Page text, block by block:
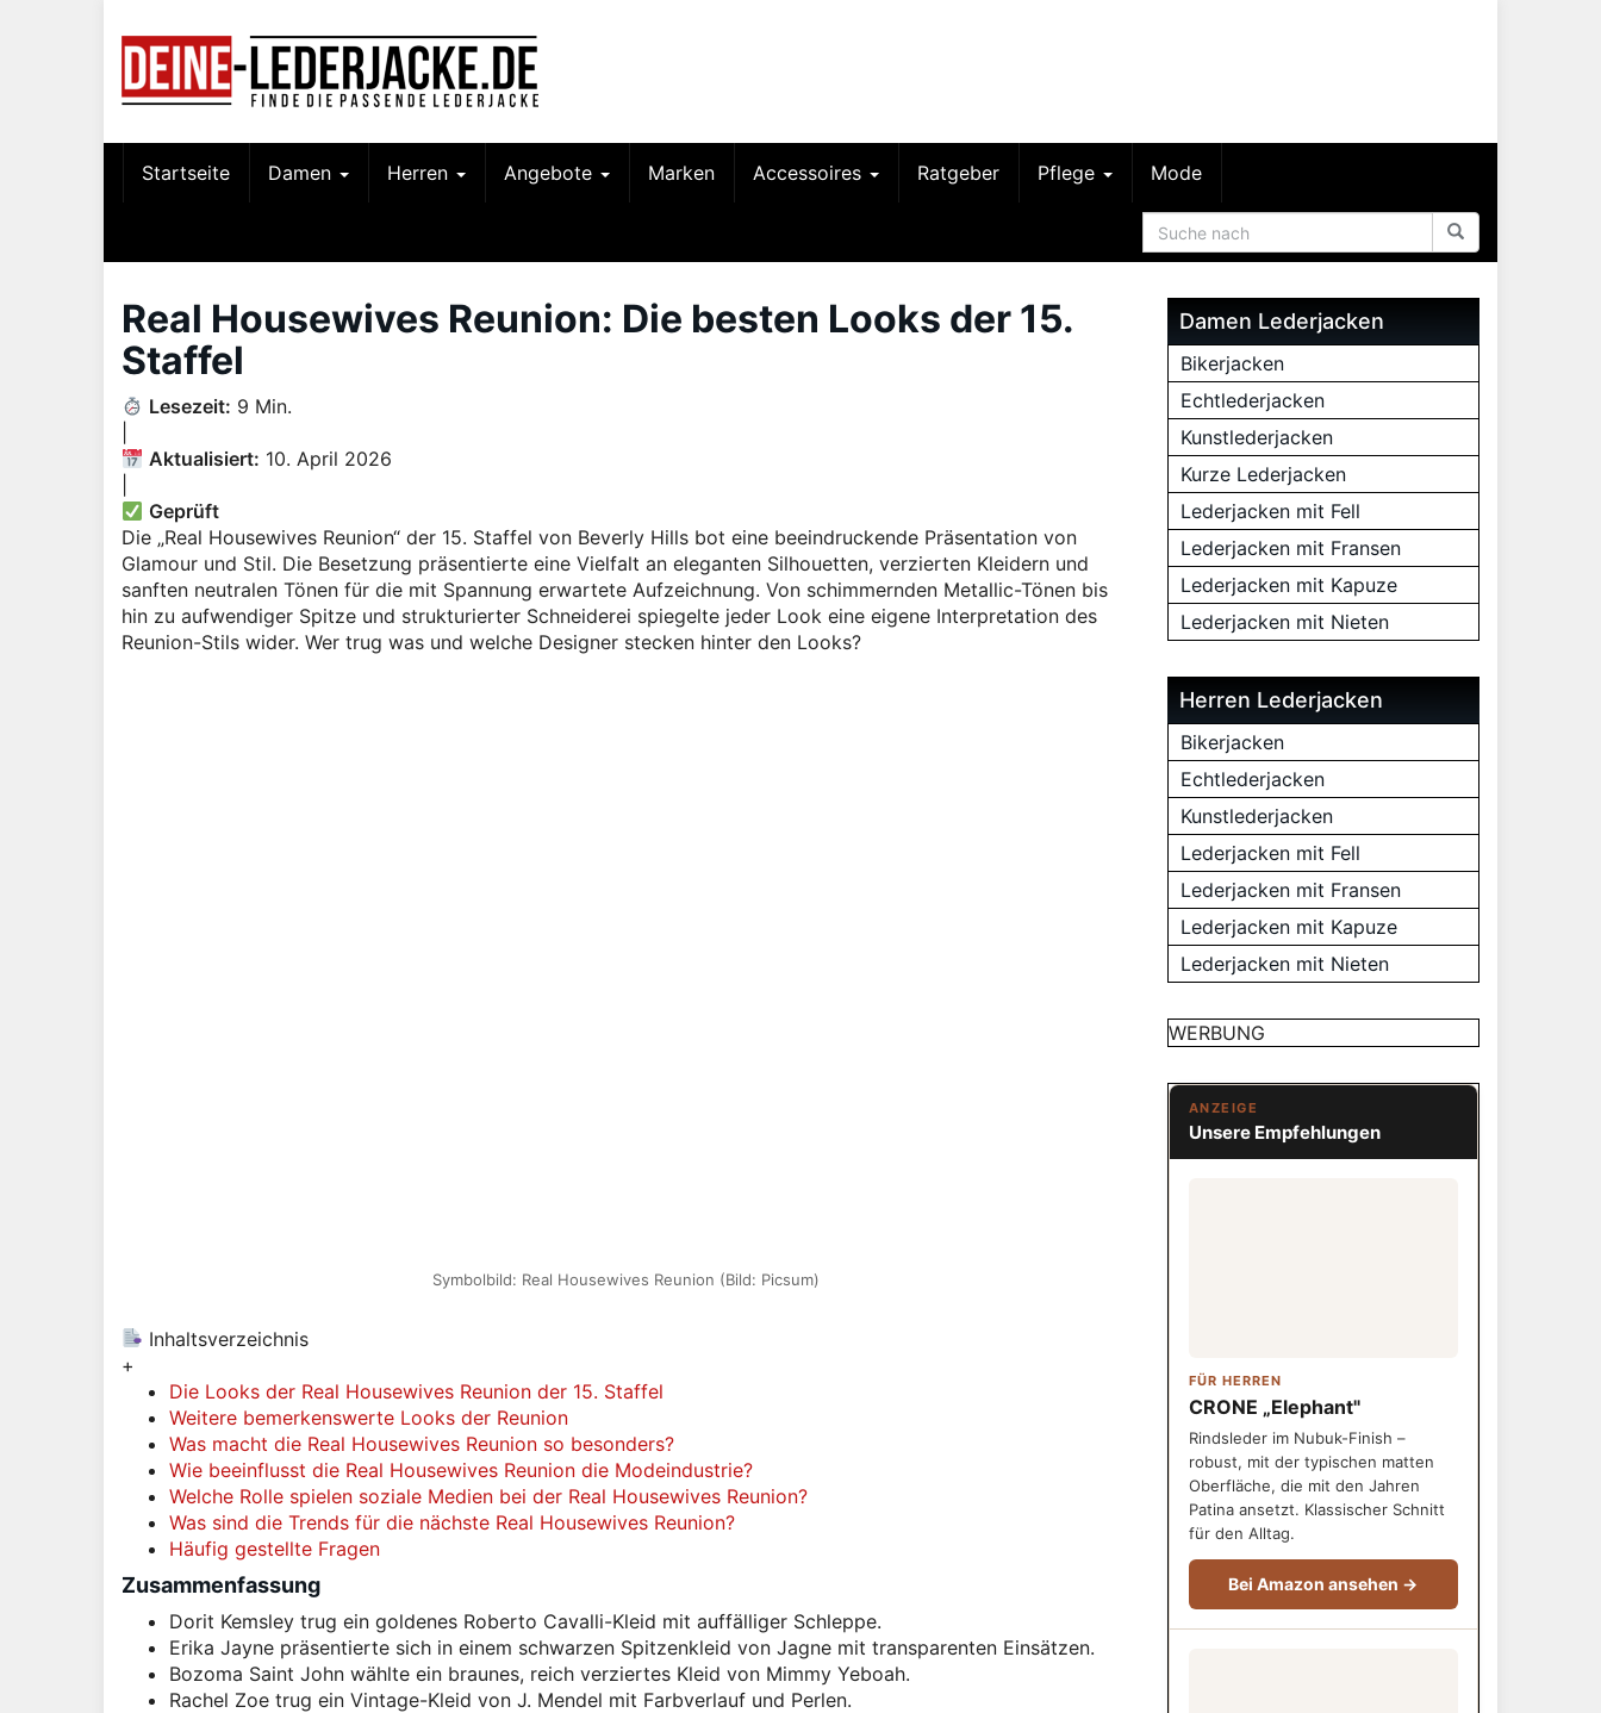
Startseite Damen Herren Angebote Marken Accessoires Ratgeber Pflege Mode
Real Housewives Reunion: Die besten Looks der 15.
Staffel
Lesezeit: 9 Min.
Aktualisiert: 10. April 2026
Geprüft
Die „Real Housewives Reunion“ der 15. Staffel von Beverly Hills bot eine beeindruckende Präsentation von
Glamour und Stil. Die Besetzung präsentierte eine Vielfalt an eleganten Silhouetten, verzierten Kleidern und
sanften neutralen Tönen für die mit Spannung erwartete Aufzeichnung. Von schimmernden Metallic-Tönen bis
hin zu aufwendiger Spitze und strukturierter Schneiderei spiegelte jeder Look eine eigene Interpretation des
Reunion-Stils wider. Wer trug was und welche Designer stecken hinter den Looks?
Symbolbild: Real Housewives Reunion (Bild: Picsum)
Inhaltsverzeichnis
+
Die Looks der Real Housewives Reunion der 15. Staffel
Weitere bemerkenswerte Looks der Reunion
Was macht die Real Housewives Reunion so besonders?
Wie beeinflusst die Real Housewives Reunion die Modeindustrie?
Welche Rolle spielen soziale Medien bei der Real Housewives Reunion?
Was sind die Trends für die nächste Real Housewives Reunion?
Häufig gestellte Fragen
Zusammenfassung
Dorit Kemsley trug ein goldenes Roberto Cavalli-Kleid mit auffälliger Schleppe.
Erika Jayne präsentierte sich in einem schwarzen Spitzenkleid von Jagne mit transparenten Einsätzen.
Bozoma Saint John wählte ein braunes, reich verziertes Kleid von Mimmy Yeboah.
Rachel Zoe trug ein Vintage-Kleid von J. Mendel mit Farbverlauf und Perlen.
Damen Lederjacken
Bikerjacken
Echtlederjacken
Kunstlederjacken
Kurze Lederjacken
Lederjacken mit Fell
Lederjacken mit Fransen
Lederjacken mit Kapuze
Lederjacken mit Nieten
Herren Lederjacken
Bikerjacken
Echtlederjacken
Kunstlederjacken
Lederjacken mit Fell
Lederjacken mit Fransen
Lederjacken mit Kapuze
Lederjacken mit Nieten
WERBUNG
ANZEIGE
Unsere Empfehlungen
FÜR HERREN
CRONE „Elephant"
Rindsleder im Nubuk-Finish –
robust, mit der typischen matten
Oberfläche, die mit den Jahren
Patina ansetzt. Klassischer Schnitt
für den Alltag.
Bei Amazon ansehen →